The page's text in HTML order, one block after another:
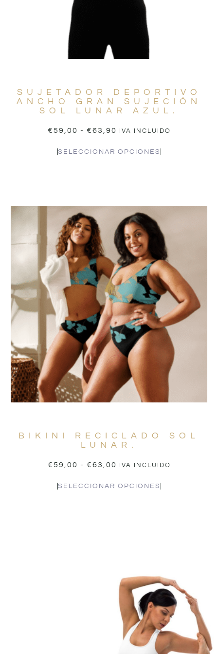
SUJETADOR DEPORTIVO
ANCHO GRAN SUJECIÓN
SOL LUNAR AZUL.
€59,00 - €63,90 IVA INCLUIDO
SELECCIONAR OPCIONES
BIKINI RECICLADO SOL
LUNAR.
€59,00 - €63,00 IVA INCLUIDO
SELECCIONAR OPCIONES